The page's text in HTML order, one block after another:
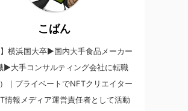
こばん
】横浜国大卒▶︎国内大手食品メーカー
▶︎大手コンサルティング会社に転職
）｜プライベートでNFTクリエイター
情報メディア運営責任者として活動